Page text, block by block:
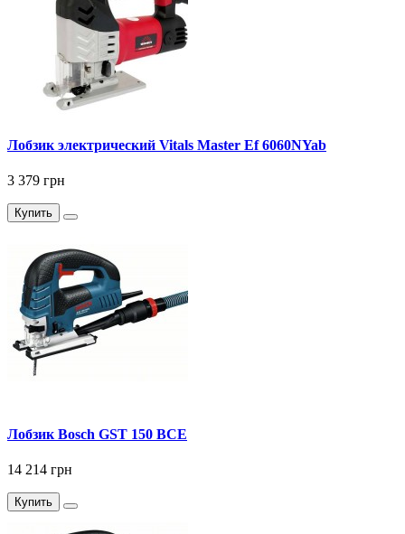
Лобзик электрический Vitals Master Ef 6060NYab
3 379 грн
Купить
Лобзик Bosch GST 150 BCE
14 214 грн
Купить